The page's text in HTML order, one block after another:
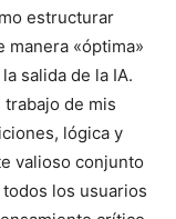
estructurar
manera «óptima»
salida de la IA.
de mis
lógica y
valioso conjunto
los usuarios